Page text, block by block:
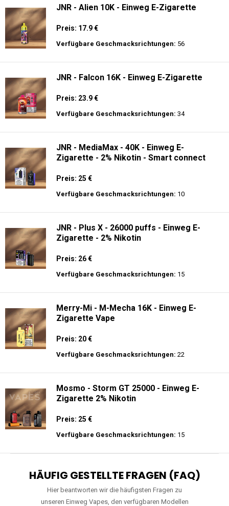
JNR - Alien 10K - Einweg E-Zigarette
Preis: 17.9 €
Verfügbare Geschmacksrichtungen: 56
JNR - Falcon 16K - Einweg E-Zigarette
Preis: 23.9 €
Verfügbare Geschmacksrichtungen: 34
JNR - MediaMax - 40K - Einweg E-
Zigarette - 2% Nikotin - Smart connect
Preis: 25 €
Verfügbare Geschmacksrichtungen: 10
JNR - Plus X - 26000 puffs - Einweg E-
Zigarette - 2% Nikotin
Preis: 26 €
Verfügbare Geschmacksrichtungen: 15
Merry-Mi - M-Mecha 16K - Einweg E-
Zigarette Vape
Preis: 20 €
Verfügbare Geschmacksrichtungen: 22
Mosmo - Storm GT 25000 - Einweg E-
Zigarette 2% Nikotin
Preis: 25 €
Verfügbare Geschmacksrichtungen: 15
HÄUFIG GESTELLTE FRAGEN (FAQ)
Hier beantworten wir die häufigsten Fragen zu
unseren Einweg Vapes, den verfügbaren Modellen